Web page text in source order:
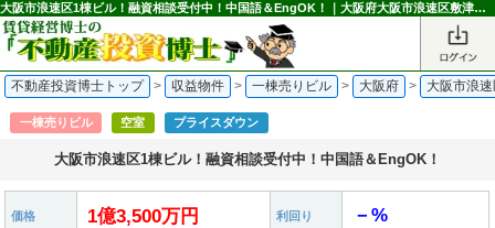
大阪市浪速区1棟ビル！融資相談受付中！中国語＆EngOK！｜大阪府大阪市浪速区敷津西1丁目の一棟売りビル 1億3,500万円 大国町駅｜不動産投資博士
不動産投資博士トップ > 収益物件 > 一棟売りビル > 大阪府 > 大阪市浪
一棟売りビル 空室 プライスダウン
大阪市浪速区1棟ビル！融資相談受付中！中国語＆EngOK！
価格 1億3,500万円 利回り －%